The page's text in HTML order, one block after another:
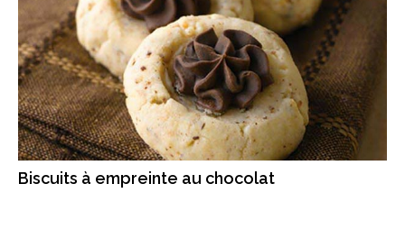
Biscuits à empreinte au chocolat